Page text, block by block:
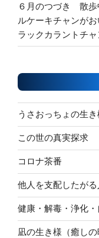
６月のつづき 散歩
ルケーキチャンが
ラックカラントチャ
うさおっちょの生き
この世の真実探求
コロナ茶番
他人を支配したがる
健康・解毒・浄化
凪の生き様（癒しの